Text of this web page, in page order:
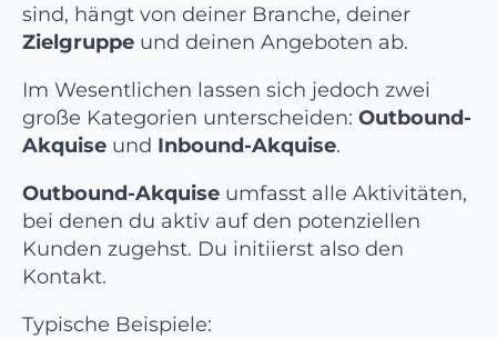
sind, hängt von deiner Branche, deiner
Zielgruppe und deinen Angeboten ab.
Im Wesentlichen lassen sich jedoch zwei
große Kategorien unterscheiden: Outbound-
Akquise und Inbound-Akquise.
Outbound-Akquise umfasst alle Aktivitäten,
bei denen du aktiv auf den potenziellen
Kunden zugehst. Du initiierst also den
Kontakt.
Typische Beispiele: